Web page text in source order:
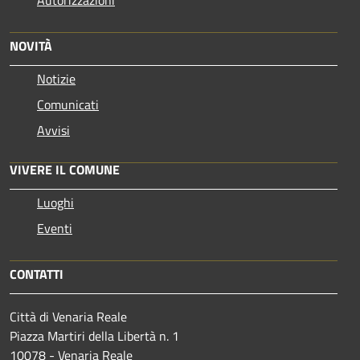
NOVITÀ
Notizie
Comunicati
Avvisi
VIVERE IL COMUNE
Luoghi
Eventi
CONTATTI
Città di Venaria Reale
Piazza Martiri della Libertà n. 1
10078 - Venaria Reale